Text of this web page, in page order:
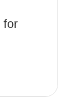
for